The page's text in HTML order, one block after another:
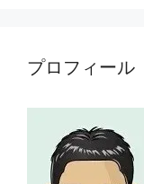
プロフィール